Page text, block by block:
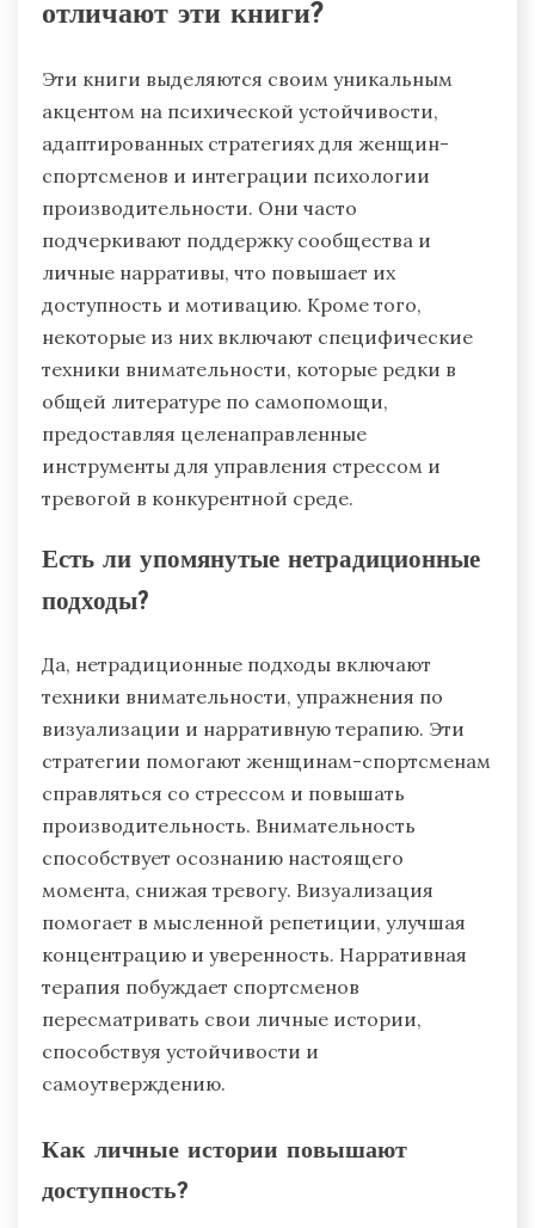
отличают эти книги?
Эти книги выделяются своим уникальным
акцентом на психической устойчивости,
адаптированных стратегиях для женщин-
спортсменов и интеграции психологии
производительности. Они часто
подчеркивают поддержку сообщества и
личные нарративы, что повышает их
доступность и мотивацию. Кроме того,
некоторые из них включают специфические
техники внимательности, которые редки в
общей литературе по самопомощи,
предоставляя целенаправленные
инструменты для управления стрессом и
тревогой в конкурентной среде.
Есть ли упомянутые нетрадиционные
подходы?
Да, нетрадиционные подходы включают
техники внимательности, упражнения по
визуализации и нарративную терапию. Эти
стратегии помогают женщинам-спортсменам
справляться со стрессом и повышать
производительность. Внимательность
способствует осознанию настоящего
момента, снижая тревогу. Визуализация
помогает в мысленной репетиции, улучшая
концентрацию и уверенность. Нарративная
терапия побуждает спортсменов
пересматривать свои личные истории,
способствуя устойчивости и
самоутверждению.
Как личные истории повышают
доступность?